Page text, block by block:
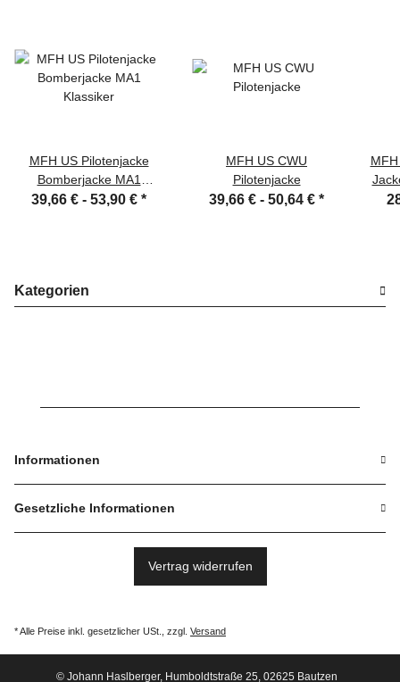
MFH US Pilotenjacke
Bomberjacke MA1
Klassiker
39,66 € - 53,90 € *
MFH US CWU
Pilotenjacke
39,66 € - 50,64 € *
Kategorien
Informationen
Gesetzliche Informationen
Vertrag widerrufen
* Alle Preise inkl. gesetzlicher USt., zzgl. Versand
© Johann Haslberger, Humboldtstraße 25, 02625 Bautzen